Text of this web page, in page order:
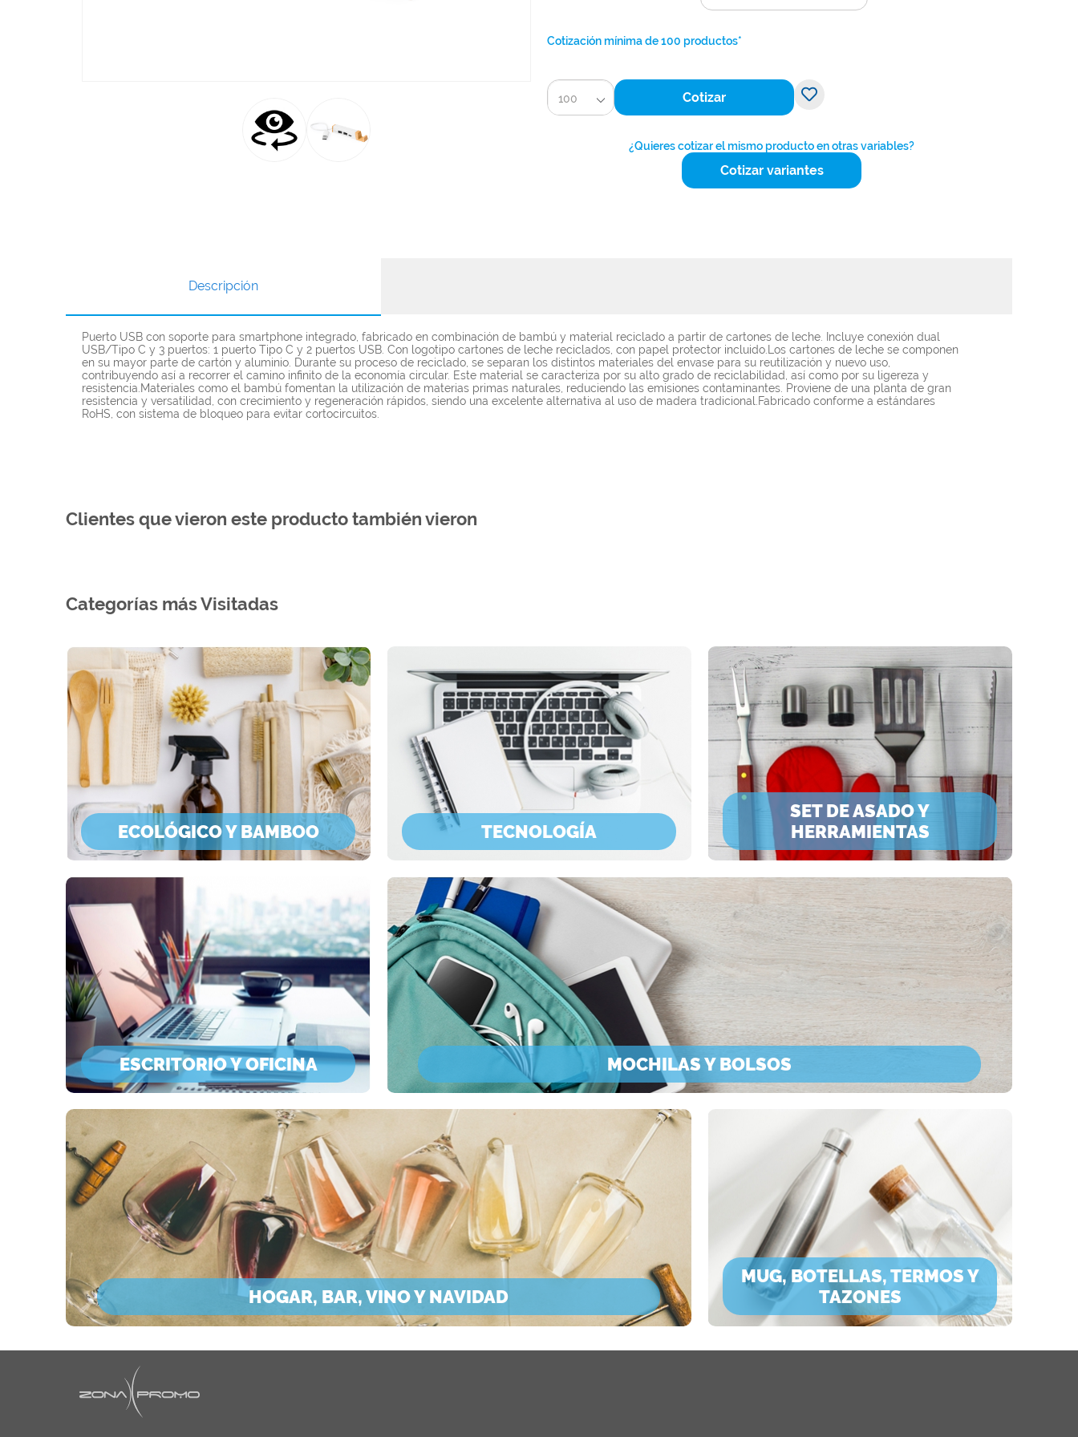
Cotización mínima de 100 productos*
100 Cotizar
¿Quieres cotizar el mismo producto en otras variables?
Cotizar variantes
Descripción
Puerto USB con soporte para smartphone integrado, fabricado en combinación de bambú y material reciclado a partir de cartones de leche. Incluye conexión dual
USB/Tipo C y 3 puertos: 1 puerto Tipo C y 2 puertos USB. Con logotipo cartones de leche reciclados, con papel protector incluido.Los cartones de leche se componen
en su mayor parte de cartón y aluminio. Durante su proceso de reciclado, se separan los distintos materiales del envase para su reutilización y nuevo uso,
contribuyendo así a recorrer el camino infinito de la economía circular. Este material se caracteriza por su alto grado de reciclabilidad, así como por su ligereza y
resistencia.Materiales como el bambú fomentan la utilización de materias primas naturales, reduciendo las emisiones contaminantes. Proviene de una planta de gran
resistencia y versatilidad, con crecimiento y regeneración rápidos, siendo una excelente alternativa al uso de madera tradicional.Fabricado conforme a estándares
RoHS, con sistema de bloqueo para evitar cortocircuitos.
Clientes que vieron este producto también vieron
Categorías más Visitadas
ECOLÓGICO Y BAMBOO TECNOLOGÍA
SET DE ASADO Y
HERRAMIENTAS
ESCRITORIO Y OFICINA MOCHILAS Y BOLSOS
HOGAR, BAR, VINO Y NAVIDAD
MUG, BOTELLAS, TERMOS Y
TAZONES